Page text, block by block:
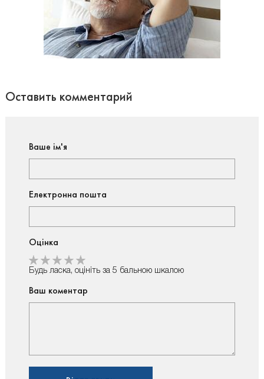
Оставить комментарий
Ваше ім'я
Електронна пошта
Оцінка
Будь ласка, оцініть за 5 бальною шкалою
Ваш коментар